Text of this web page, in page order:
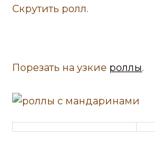
Скрутить ролл.
Порезать на узкие роллы.